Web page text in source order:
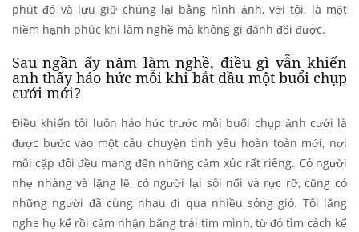
phút đó và lưu giữ chúng lại bằng hình ảnh, với tôi, là một
niềm hạnh phúc khi làm nghề mà không gì đánh đổi được.
Sau ngần ấy năm làm nghề, điều gì vẫn khiến
anh thấy háo hức mỗi khi bắt đầu một buổi chụp
cưới mới?
Điều khiến tôi luôn háo hức trước mỗi buổi chụp ảnh cưới là
được bước vào một câu chuyện tình yêu hoàn toàn mới, nơi
mỗi cặp đôi đều mang đến những cảm xúc rất riêng. Có người
nhẹ nhàng và lặng lẽ, có người lại sôi nổi và rực rỡ, cũng có
những người đã cùng nhau đi qua nhiều sóng gió. Tôi lắng
nghe họ kể rồi cảm nhận bằng trái tim mình, từ đó tìm cách kể